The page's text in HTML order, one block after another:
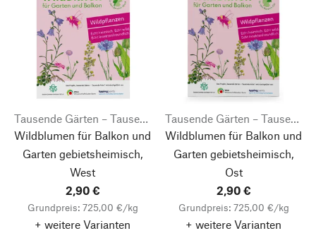
Tausende Gärten – Tausende Arten
Wildblumen für Balkon und
Garten gebietsheimisch,
West
2,90 €
Grundpreis: 725,00 €/kg
+ weitere Varianten
Tausende Gärten – Tausende Arten
Wildblumen für Balkon und
Garten gebietsheimisch,
Ost
2,90 €
Grundpreis: 725,00 €/kg
+ weitere Varianten